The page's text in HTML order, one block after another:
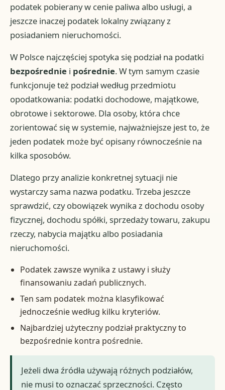
podatek pobierany w cenie paliwa albo usługi, a
jeszcze inaczej podatek lokalny związany z
posiadaniem nieruchomości.
W Polsce najczęściej spotyka się podział na podatki
bezpośrednie i pośrednie. W tym samym czasie
funkcjonuje też podział według przedmiotu
opodatkowania: podatki dochodowe, majątkowe,
obrotowe i sektorowe. Dla osoby, która chce
zorientować się w systemie, najważniejsze jest to, że
jeden podatek może być opisany równocześnie na
kilka sposobów.
Dlatego przy analizie konkretnej sytuacji nie
wystarczy sama nazwa podatku. Trzeba jeszcze
sprawdzić, czy obowiązek wynika z dochodu osoby
fizycznej, dochodu spółki, sprzedaży towaru, zakupu
rzeczy, nabycia majątku albo posiadania
nieruchomości.
Podatek zawsze wynika z ustawy i służy
finansowaniu zadań publicznych.
Ten sam podatek można klasyfikować
jednocześnie według kilku kryteriów.
Najbardziej użyteczny podział praktyczny to
bezpośrednie kontra pośrednie.
Jeżeli dwa źródła używają różnych podziałów,
nie musi to oznaczać sprzeczności. Często